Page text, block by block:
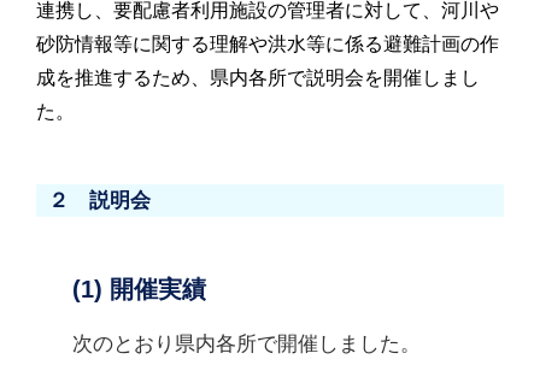
連携し、要配慮者利用施設の管理者に対して、河川や
砂防情報等に関する理解や洪水等に係る避難計画の作
成を推進するため、県内各所で説明会を開催しまし
た。
２ 説明会
(1) 開催実績
次のとおり県内各所で開催しました。